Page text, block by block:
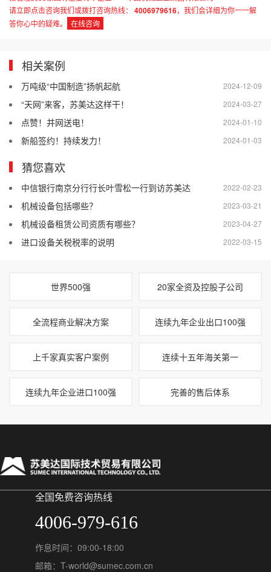
请立即点击咨询我们或拨打咨询热线：
4006979616，我们会详细为你一一解
答你心中的疑难。
在线咨询
相关案例
2024-12-09
万吨级“中国制造”扬帆起航
2024-03-27
“天网”来客，苏美达这样干！
2024-01-10
点赞！并网送电！
2024-01-03
新船签约！持续发力！
猜您喜欢
2022-02-23
中信银行南京分行行长叶雪松一行到访苏美达
2023-03-21
机械设备包括哪些？
2023-04-27
机械设备租赁公司资质有哪些？
2022-03-15
进口设备关税税率的说明
世界500强 20家全资及控股子公司
全流程商业解决方案 连续九年企业出口100强
上千家真实客户案例 连续十五年海关第一
连续九年企业进口100强 完善的售后体系
全国免费咨询热线
4006-979-616
作息时间：09:00-18:00
邮箱：T-world@sumec.com.cn